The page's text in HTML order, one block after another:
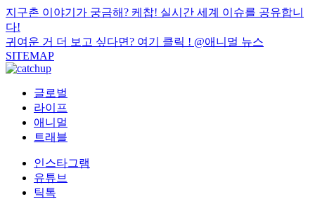
지구촌 이야기가 궁금해? 케찹! 실시간 세계 이슈를 공유합니
다!
귀여운 거 더 보고 싶다면? 여기 클릭 ! @애니멀 뉴스
SITEMAP
글로벌
라이프
애니멀
트래블
인스타그램
유튜브
틱톡